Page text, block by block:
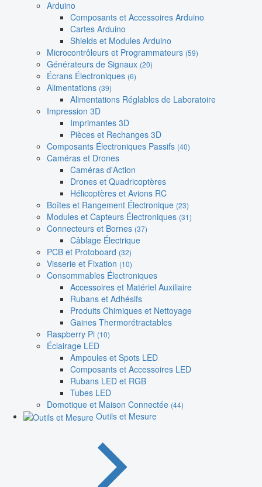
Arduino
Composants et Accessoires Arduino
Cartes Arduino
Shields et Modules Arduino
Microcontrôleurs et Programmateurs (59)
Générateurs de Signaux (20)
Écrans Électroniques (6)
Alimentations (39)
Alimentations Réglables de Laboratoire
Impression 3D
Imprimantes 3D
Pièces et Rechanges 3D
Composants Électroniques Passifs (40)
Caméras et Drones
Caméras d'Action
Drones et Quadricoptères
Hélicoptères et Avions RC
Boîtes et Rangement Électronique (23)
Modules et Capteurs Électroniques (31)
Connecteurs et Bornes (37)
Câblage Électrique
PCB et Protoboard (32)
Visserie et Fixation (10)
Consommables Électroniques
Accessoires et Matériel Auxiliaire
Rubans et Adhésifs
Produits Chimiques et Nettoyage
Gaines Thermorétractables
Raspberry Pi (10)
Éclairage LED
Ampoules et Spots LED
Composants et Accessoires LED
Rubans LED et RGB
Tubes LED
Domotique et Maison Connectée (44)
Outils et Mesure